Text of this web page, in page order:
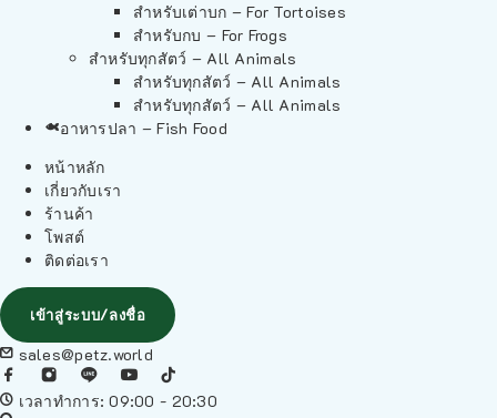
สำหรับเต่าบก – For Tortoises
สำหรับกบ – For Frogs
สำหรับทุกสัตว์ – All Animals
สำหรับทุกสัตว์ – All Animals
สำหรับทุกสัตว์ – All Animals
อาหารปลา – Fish Food
หน้าหลัก
เกี่ยวกับเรา
ร้านค้า
โพสต์
ติดต่อเรา
เข้าสู่ระบบ/ลงชื่อ
sales@petz.world
เวลาทำการ: 09:00 - 20:30